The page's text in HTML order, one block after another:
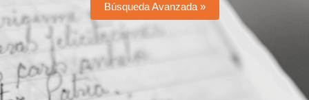
Búsqueda Avanzada »